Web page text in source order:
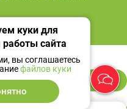
₽
18 18
сетях
куки для
сайта
вы соглашаетесь
файлов куки